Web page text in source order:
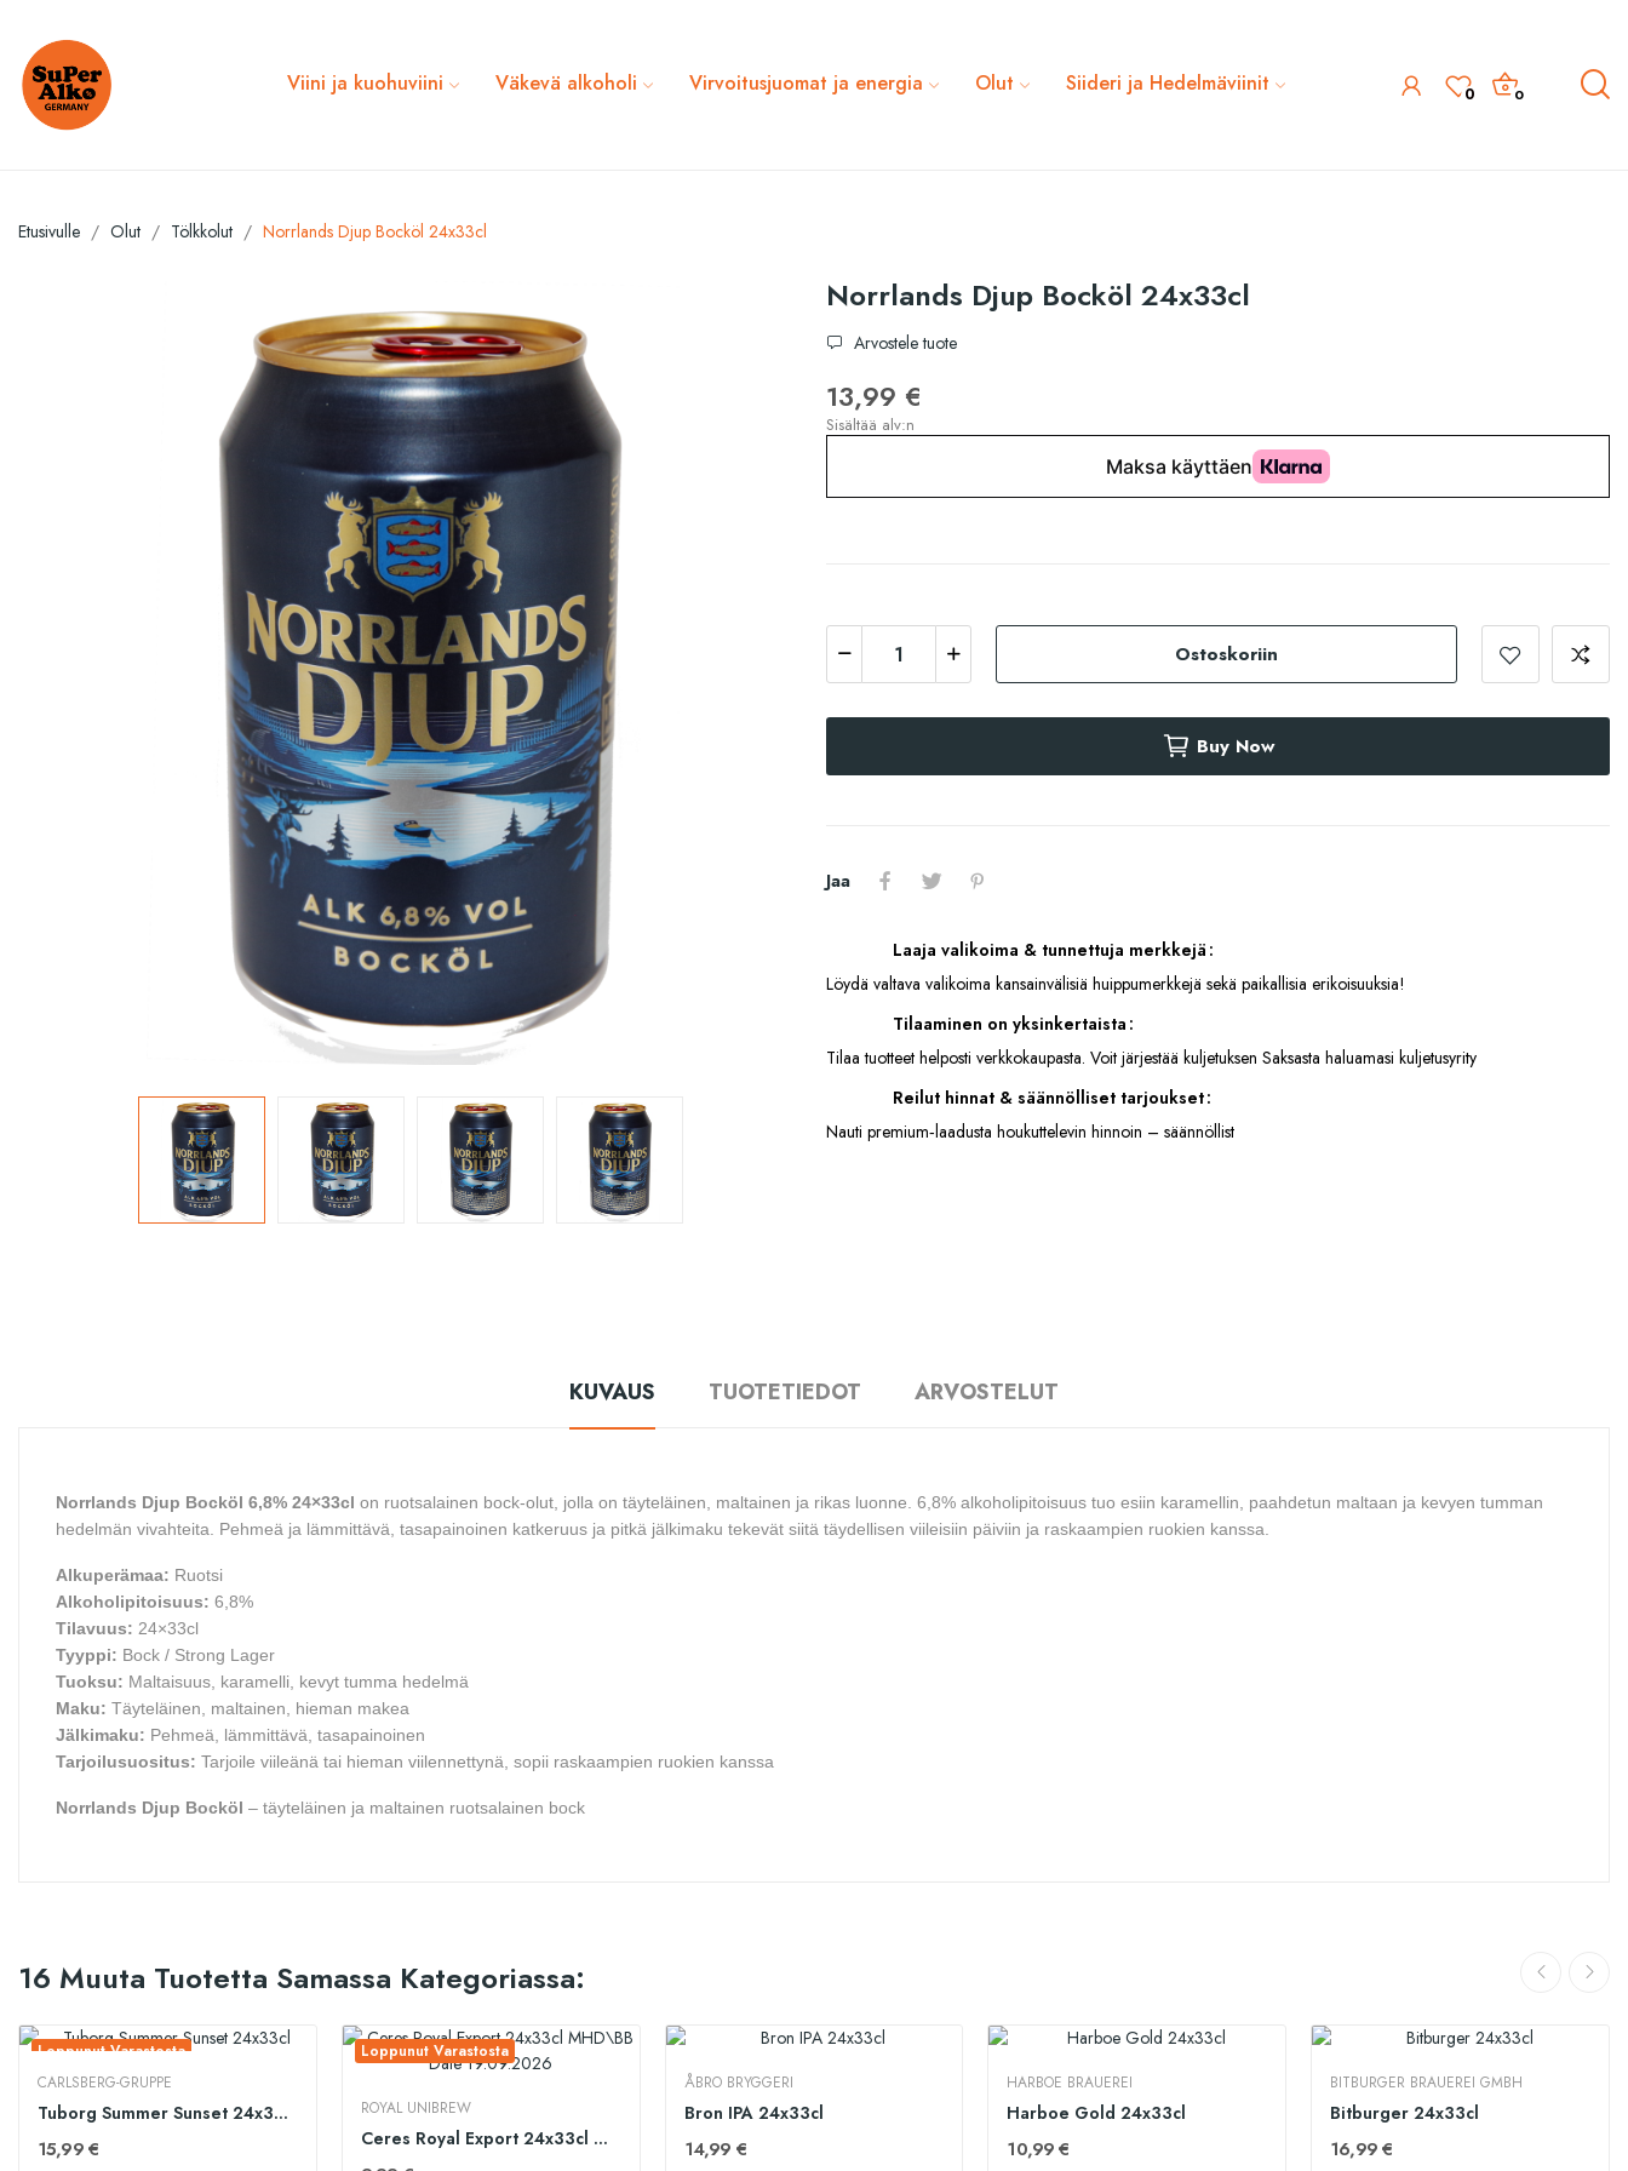
Viini ja kuohuviini Väkevä alkoholi Virvoitusjuomat ja energia Olut Siideri ja Hedelmäviinit 0 0
Etusivulle Olut Tölkkolut Norrlands Djup Bocköl 24x33cl
Norrlands Djup Bocköl 24x33cl
Arvostele tuote
13,99 €
Sisältää alv:n
Ostoskoriin
Buy Now
Jaa
Laaja valikoima & tunnettuja merkkejä
Löydä valtava valikoima kansainvälisiä huippumerkkejä sekä paikallisia erikoisuuksia!
Tilaaminen on yksinkertaista
Tilaa tuotteet helposti verkkokaupasta. Voit järjestää kuljetuksen Saksasta haluamasi kuljetusyrity
Reilut hinnat & säännölliset tarjoukset
Nauti premium‑laadusta houkuttelevin hinnoin – säännöllist
KUVAUS TUOTETIEDOT ARVOSTELUT
Norrlands Djup Bocköl 6,8% 24×33cl on ruotsalainen bock-olut, jolla on täyteläinen, maltainen ja rikas luonne. 6,8% alkoholipitoisuus tuo esiin karamellin, paahdetun maltaan ja kevyen tumman
hedelmän vivahteita. Pehmeä ja lämmittävä, tasapainoinen katkeruus ja pitkä jälkimaku tekevät siitä täydellisen viileisiin päiviin ja raskaampien ruokien kanssa.
Alkuperämaa: Ruotsi
Alkoholipitoisuus: 6,8%
Tilavuus: 24×33cl
Tyyppi: Bock / Strong Lager
Tuoksu: Maltaisuus, karamelli, kevyt tumma hedelmä
Maku: Täyteläinen, maltainen, hieman makea
Jälkimaku: Pehmeä, lämmittävä, tasapainoinen
Tarjoilusuositus: Tarjoile viileänä tai hieman viilennettynä, sopii raskaampien ruokien kanssa
Norrlands Djup Bocköl – täyteläinen ja maltainen ruotsalainen bock
16 Muuta Tuotetta Samassa Kategoriassa:
Loppunut Varastosta
CARLSBERG-GRUPPE
Tuborg Summer Sunset 24x33cl
15,99 €
Loppunut Varastosta
ROYAL UNIBREW
Ceres Royal Export 24x33cl MHD\BB Date 19.09.2026
ÅBRO BRYGGERI
Bron IPA 24x33cl
14,99 €
HARBOE BRAUEREI
Harboe Gold 24x33cl
10,99 €
BITBURGER BRAUEREI GMBH
Bitburger 24x33cl
16,99 €